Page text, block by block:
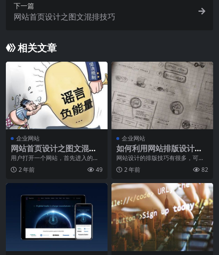
下一篇
网站首页设计之图文混排技巧
相关文章
企业网站
网站首页设计之图文混排
技巧
用户打开一个网站，首先进入的是
网站首页，因此，首页设计是整个
网站中最主要的部分，
2 年前 49
企业网站
如何利用网站排版设计提
升网站气质
网站设计的排版技巧有很多，可以
说是几乎每过一段时间，就会有新
的版式设计技巧出现。
2 年前 82